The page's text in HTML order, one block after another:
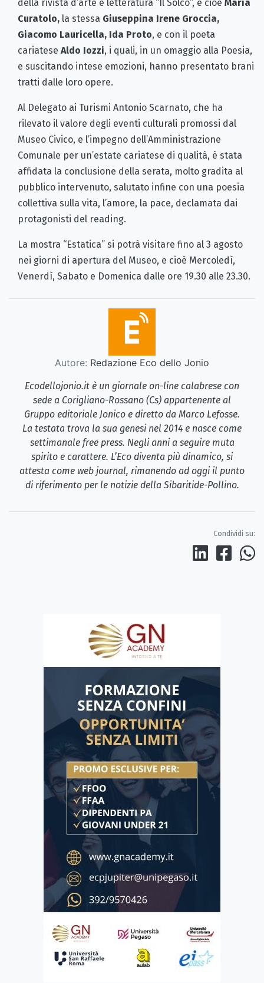
della rivista d’arte e letteratura “Il Solco”, e cioè Maria
Curatolo, la stessa Giuseppina Irene Groccia,
Giacomo Lauricella, Ida Proto, e con il poeta
cariatese Aldo Iozzi, i quali, in un omaggio alla Poesia,
e suscitando intese emozioni, hanno presentato brani
tratti dalle loro opere.
Al Delegato ai Turismi Antonio Scarnato, che ha
rilevato il valore degli eventi culturali promossi dal
Museo Civico, e l’impegno dell’Amministrazione
Comunale per un’estate cariatese di qualità, è stata
affidata la conclusione della serata, molto gradita al
pubblico intervenuto, salutato infine con una poesia
collettiva sulla vita, l’amore, la pace, declamata dai
protagonisti del reading.
La mostra “Estatica” si potrà visitare fino al 3 agosto
nei giorni di apertura del Museo, e cioè Mercoledì,
Venerdì, Sabato e Domenica dalle ore 19.30 alle 23.30.
Autore: Redazione Eco dello Jonio
Ecodellojonio.it è un giornale on-line calabrese con
sede a Corigliano-Rossano (Cs) appartenente al
Gruppo editoriale Jonico e diretto da Marco Lefosse.
La testata trova la sua genesi nel 2014 e nasce come
settimanale free press. Negli anni a seguire muta
spirito e carattere. L’Eco diventa più dinamico, si
attesta come web journal, rimanendo ad oggi il punto
di riferimento per le notizie della Sibaritide-Pollino.
Condividi su: